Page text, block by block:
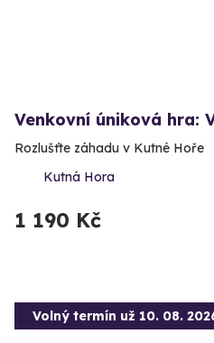
Venkovní úniková hra:
Rozlušťte záhadu v Kutné Hoře
Kutná Hora
1 190 Kč
Volný termín už 10. 08.